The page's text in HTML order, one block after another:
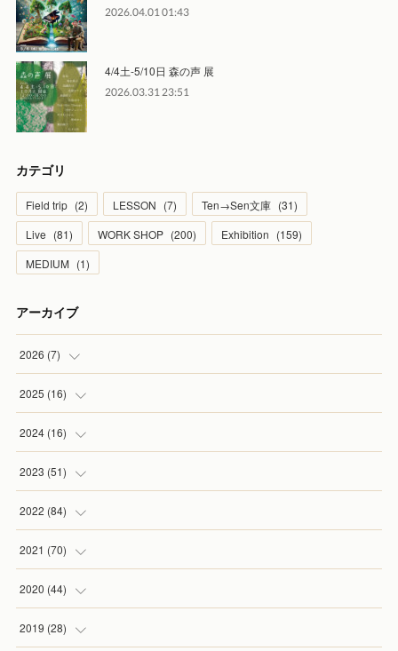
2026.04.01 01:43
4/4土-5/10日 森の声 展
2026.03.31 23:51
カテゴリ
Field trip (2) LESSON (7) Ten→Sen文庫 (31)
Live (81) WORK SHOP (200) Exhibition (159)
MEDIUM (1)
アーカイブ
2026 (7)
(1
(2
(2
(1
2025 (16)
(2
(1
(2
(1
2024 (16)
(3
(2
(3
(1
2023 (51)
(1
(4
(6
(5
2022 (84)
(9
(2
(6
2021 (70)
(10 )
(4
2020 (44)
(5
2019 (28)